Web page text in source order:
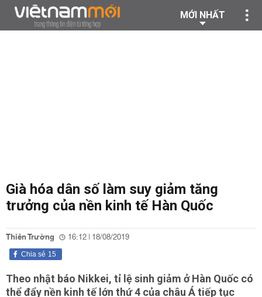
MỚI NHẤT
Già hóa dân số làm suy giảm tăng
trưởng của nền kinh tế Hàn Quốc
Thiên Trường 16:12 | 18/08/2019
15
Chia sẻ
Theo nhật báo Nikkei, tỉ lệ sinh giảm ở Hàn Quốc có
thể đẩy nền kinh tế lớn thứ 4 của châu Á tiếp tục